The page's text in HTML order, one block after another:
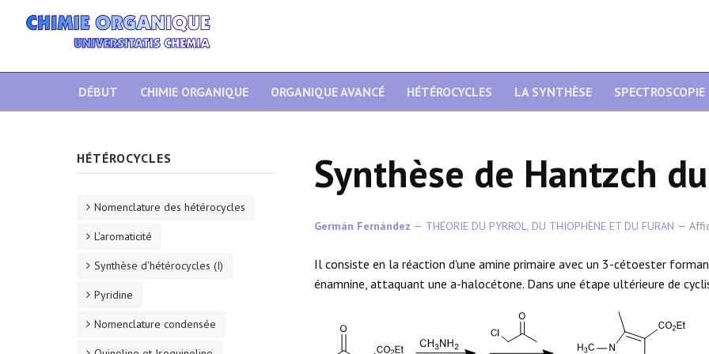
DÉBUT CHIMIE ORGANIQUE ORGANIQUE AVANCÉ HÉTÉROCYCLES LA SYNTHÈSE SPECTROSCOPIE
Synthèse de Hantzch
Germán Fernández THÉORIE DU PYRROL, DU THIOPHÈNE ET DU FURAN
Il consiste en la réaction d'une amine primaire avec un 3-cétoester
énamnine, attaquant une a-halocétone. Dans une étape ultérieure de
HÉTÉROCYCLES
Nomenclature des hétérocycles
L'aromaticité
Synthèse d'hétérocycles (I)
Pyridine
Nomenclature condensée